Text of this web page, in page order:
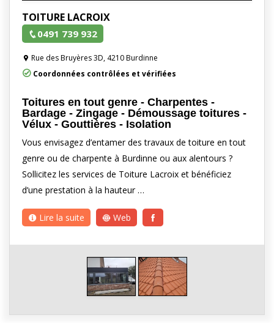
TOITURE LACROIX
0491 739 932
Rue des Bruyères 3D, 4210 Burdinne
Coordonnées contrôlées et vérifiées
Toitures en tout genre - Charpentes -
Bardage - Zingage - Démoussage toitures -
Vélux - Gouttières - Isolation
Vous envisagez d’entamer des travaux de toiture en tout
genre ou de charpente à Burdinne ou aux alentours ?
Sollicitez les services de Toiture Lacroix et bénéficiez
d’une prestation à la hauteur …
Lire la suite Web